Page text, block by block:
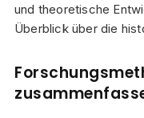
und theoretische
Überblick über die